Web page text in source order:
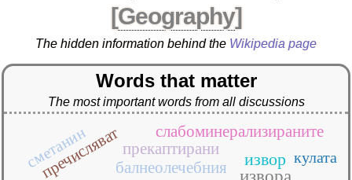
[Geography]
The hidden information behind the Wikipedia page
Words that matter
The most important words from all discussions
извор
балнеолечебния
прекаптирани
пречисляват слабоминерализираните
кулата
сметанин